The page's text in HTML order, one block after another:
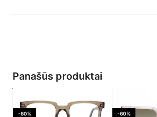
Panašūs produktai
-60% -60%